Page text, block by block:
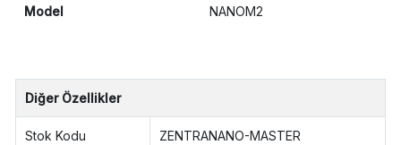
Model NANOM2
Diğer Özellikler
Stok Kodu ZENTRANANO-MASTER